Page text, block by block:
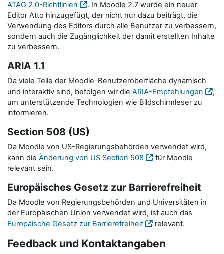
ATAG 2.0-Richtlinien
. In Moodle 2.7 wurde ein neuer
Editor Atto hinzugefügt, der nicht nur dazu beiträgt, die
Verwendung des Editors durch alle Benutzer zu verbessern,
sondern auch die Zugänglichkeit der damit erstellten Inhalte
zu verbessern.
ARIA 1.1
Da viele Teile der Moodle-Benutzeroberfläche dynamisch
und interaktiv sind, befolgen wir die ARIA-Empfehlungen
,
um unterstützende Technologien wie Bildschirmleser zu
informieren.
Section 508 (US)
Da Moodle von US-Regierungsbehörden verwendet wird,
kann die Änderung von US Section 508
für Moodle
relevant sein.
Europäisches Gesetz zur Barrierefreiheit
Da Moodle von Regierungsbehörden und Universitäten in
der Europäischen Union verwendet wird, ist auch das
Europäische Gesetz zur Barrierefreiheit
relevant.
Feedback und Kontaktangaben